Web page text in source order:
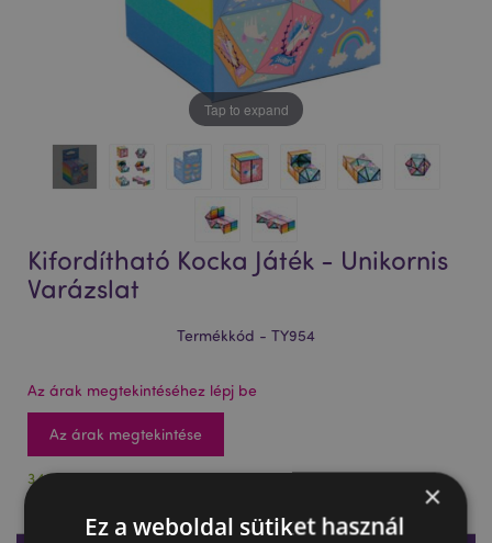
Tap to expand
Kifordítható Kocka Játék - Unikornis
Varázslat
Termékkód - TY954
Az árak megtekintéséhez lépj be
Az árak megtekintése
3491 db készleten
×
Ez a weboldal sütiket használ